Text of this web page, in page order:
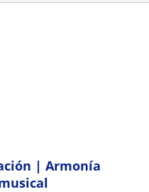
| Armonía